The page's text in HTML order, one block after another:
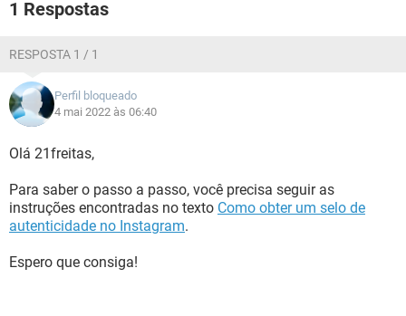
1 Respostas
RESPOSTA 1 / 1
Perfil bloqueado
4 mai 2022 às 06:40
Olá 21freitas,
Para saber o passo a passo, você precisa seguir as
instruções encontradas no texto Como obter um selo de
autenticidade no Instagram.
Espero que consiga!